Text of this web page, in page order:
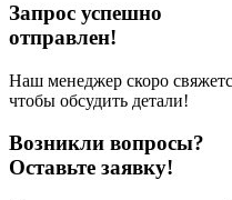
Запрос успешно
отправлен!
Наш менеджер скоро
чтобы обсудить детали!
Возникли вопросы?
Оставьте заявку!